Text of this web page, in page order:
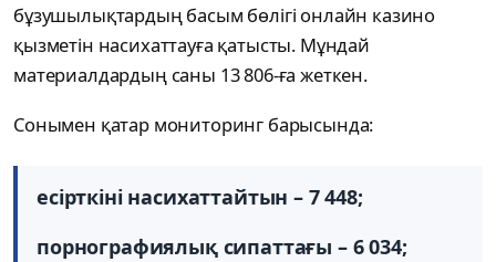
бұзушылықтардың басым бөлігі онлайн казино
қызметін насихаттауға қатысты. Мұндай
материалдардың саны 13 806-ға жеткен.
Сонымен қатар мониторинг барысында:
есірткіні насихаттайтын – 7 448;
порнографиялық сипаттағы – 6 034;